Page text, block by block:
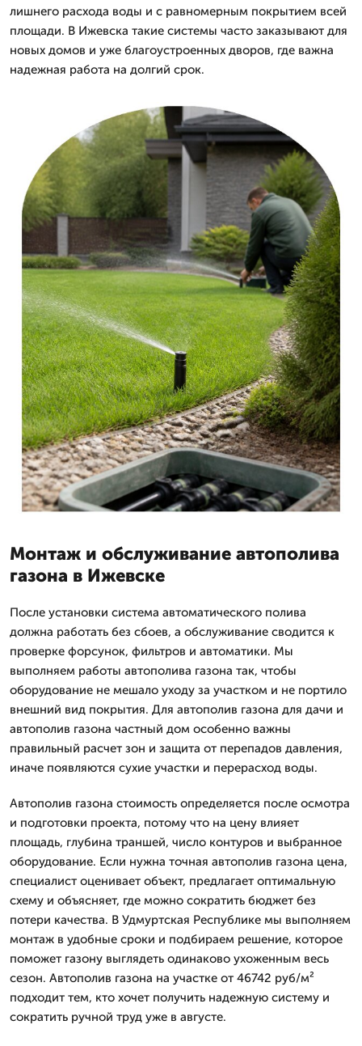
лишнего расхода воды и с равномерным покрытием всей
площади. В Ижевска такие системы часто заказывают для
новых домов и уже благоустроенных дворов, где важна
надежная работа на долгий срок.
Монтаж и обслуживание автополива
газона в Ижевске
После установки система автоматического полива
должна работать без сбоев, а обслуживание сводится к
проверке форсунок, фильтров и автоматики. Мы
выполняем работы автополива газона так, чтобы
оборудование не мешало уходу за участком и не портило
внешний вид покрытия. Для автополив газона для дачи и
автополив газона частный дом особенно важны
правильный расчет зон и защита от перепадов давления,
иначе появляются сухие участки и перерасход воды.
Автополив газона стоимость определяется после осмотра
и подготовки проекта, потому что на цену влияет
площадь, глубина траншей, число контуров и выбранное
оборудование. Если нужна точная автополив газона цена,
специалист оценивает объект, предлагает оптимальную
схему и объясняет, где можно сократить бюджет без
потери качества. В Удмуртская Республике мы выполняем
монтаж в удобные сроки и подбираем решение, которое
поможет газону выглядеть одинаково ухоженным весь
сезон. Автополив газона на участке от 46742 руб/м²
подходит тем, кто хочет получить надежную систему и
сократить ручной труд уже в августе.